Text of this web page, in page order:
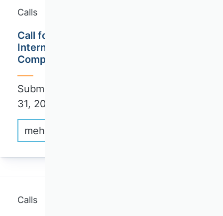
Calls
Call for Papers: ICCL 2026 - 17th
International Conference on
Computational Logistics
Submission deadline full papers: May
31, 2026
mehr erfahren
Calls